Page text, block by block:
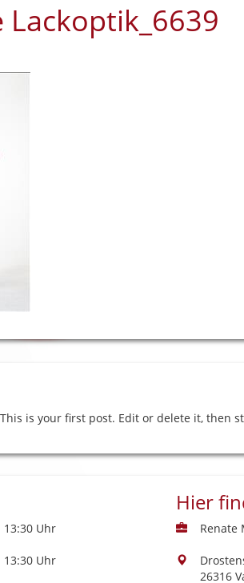
Lackoptik_6639
is your first post. Edit or delete it, then
13:30 Uhr
13:30 Uhr
Hier
Renate
26316